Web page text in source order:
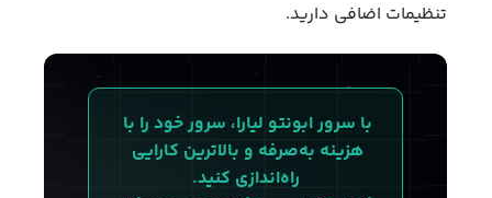
تنظیمات اضافی دارید.
با سرور ابونتو لیارا، سرور خود را با
هزینه به‌صرفه و بالاترین کارایی
راه‌اندازی کنید.